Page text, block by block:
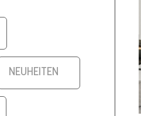
NEUHEITEN